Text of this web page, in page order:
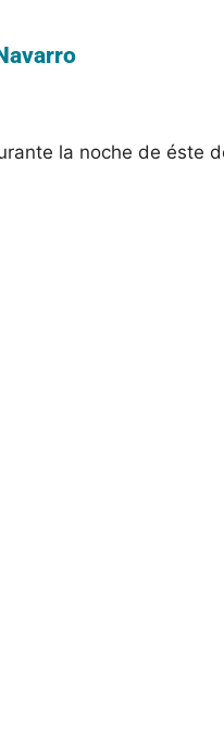
la noche de éste